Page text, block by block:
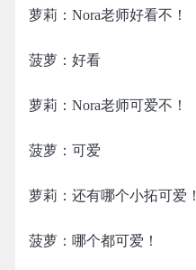
萝莉：Nora老师好看不！
菠萝：好看
萝莉：Nora老师可爱不！
菠萝：可爱
萝莉：还有哪个小拓可爱！
菠萝：哪个都可爱！